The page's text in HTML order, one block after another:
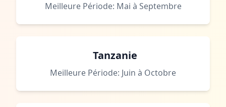
Meilleure Période: Mai à Septembre
Tanzanie
Meilleure Période: Juin à Octobre